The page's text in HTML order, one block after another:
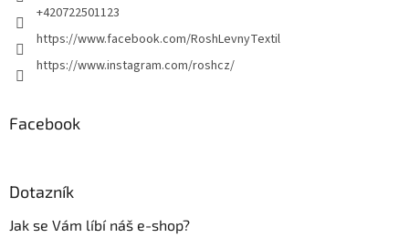
+420722501123
https://www.facebook.com/RoshLevnyTextil
https://www.instagram.com/roshcz/
Facebook
Dotazník
Jak se Vám líbí náš e-shop?